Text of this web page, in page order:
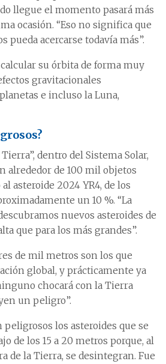
llegue el momento pasará más
ocasión. “Eso no significa que
pueda acercarse todavía más”.
su órbita de forma muy
gravitacionales
e incluso la Luna,
dentro del Sistema Solar,
alrededor de 100 mil objetos
asteroide 2024 YR4, de los
un 10 %. “La
nuevos asteroides de
que para los más grandes”.
de mil metros son los que
global, y prácticamente ya
chocará con la Tierra
un peligro”.
peligrosos los asteroides que se
de los 15 a 20 metros porque, al
de la Tierra, se desintegran. Fue